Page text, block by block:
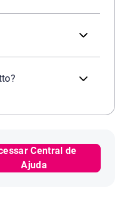
você pode verificar
Central de
Ajuda